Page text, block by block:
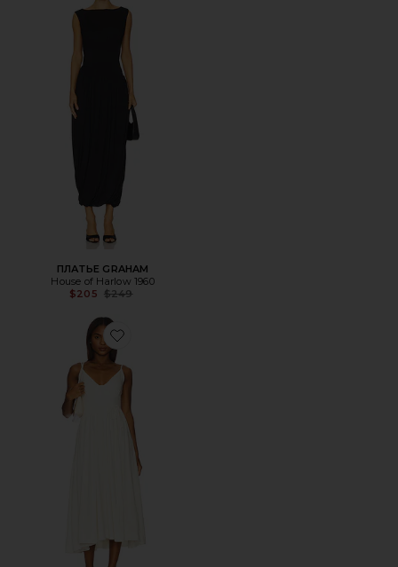
ПЛАТЬЕ GRAHAM
House of Harlow 1960
$205 Previous price:
$249
Favorite ПЛАТЬЕ CADE